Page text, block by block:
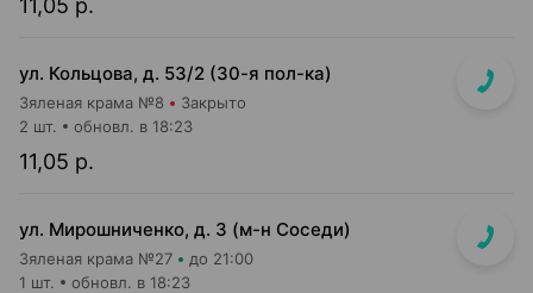
11,05 р.
ул. Кольцова, д. 53/2 (30-я пол-ка)
Зяленая крама №8 Закрыто
11,05 р.
2 шт. обновл. в 18:23
ул. Мирошниченко, д. 3 (м-н Соседи)
Зяленая крама №27 до 21:00
1 шт. обновл. в 18:23